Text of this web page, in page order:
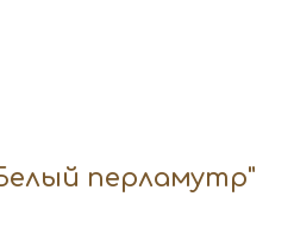
перламутр"